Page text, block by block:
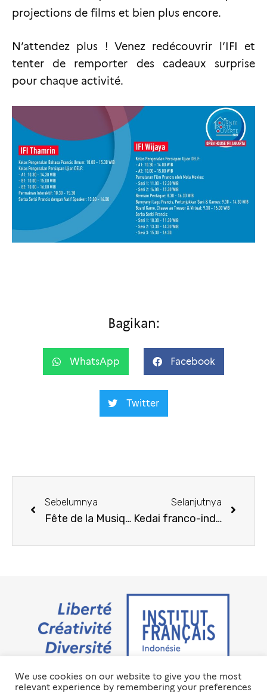
projections de films et bien plus encore.
N’attendez plus ! Venez redécouvrir l’IFI et
tenter de remporter des cadeaux surprise
pour chaque activité.
Bagikan:
WhatsApp Facebook
Twitter
Sebelumnya
Fête de la Musique à Yogyakarta
Selanjutnya
Kedai franco-indonésien
Jalan M.H. Thamrin No. 20 Jakarta Pusat 10350
+6221 23 55 79 00
We use cookies on our website to give you the most
relevant experience by remembering your preferences